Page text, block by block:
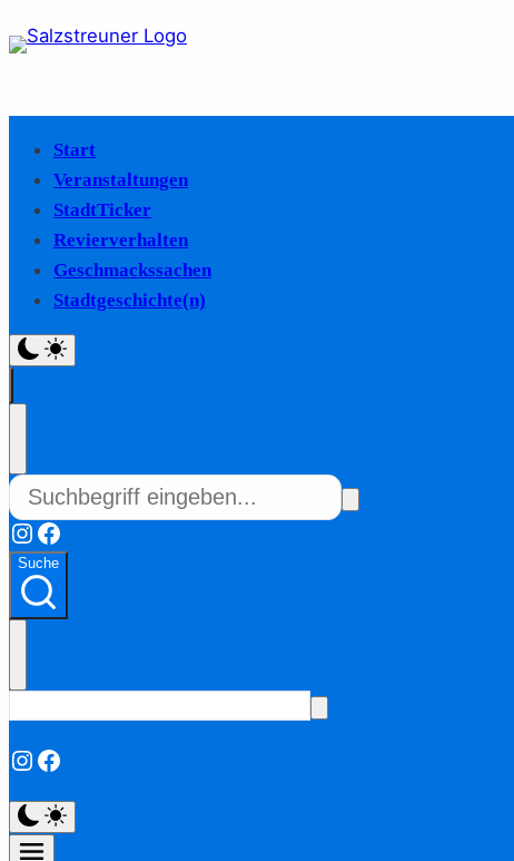
Start
Veranstaltungen
StadtTicker
Revierverhalten
Geschmackssachen
Stadtgeschichte(n)
Instagram
Facebook
Suche
Instagram
Facebook